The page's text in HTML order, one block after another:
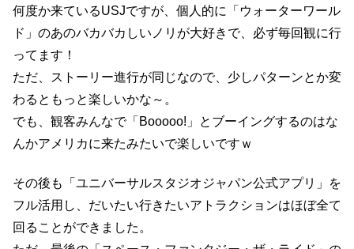
何度か来ているUSJですが、個人的に「ウォーターワール
ド」のあのバカバカしいノリが大好きで、必ず毎回観に行
ってます！
ただ、ストーリー進行が同じなので、少しパターンとか変
わるともっと楽しいかな～。
でも、観客みんなで「Booooo!」とブーイングするのはな
んかアメリカに来たみたいで楽しいですｗ
その後も「ユニバーサルスタジオジャパン公式アプリ」を
フル活用し、だいたい行きたいアトラクションはほぼ全て
回ることができました。